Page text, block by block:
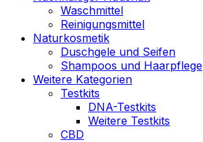
Waschmittel
Reinigungsmittel
Naturkosmetik
Duschgele und Seifen
Shampoos und Haarpflege
Weitere Kategorien
Testkits
DNA-Testkits
Weitere Testkits
CBD